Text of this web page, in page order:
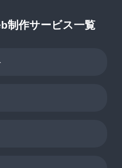
制作サービス一覧